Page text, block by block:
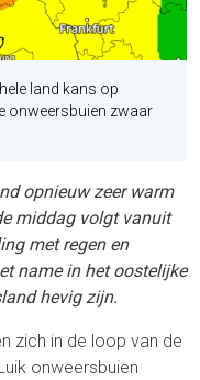
land kans op
onweersbuien zwaar
opnieuw zeer warm
middag volgt vanuit
met regen en
name in het oostelijke
hevig zijn.
zich in de loop van de
onweersbuien